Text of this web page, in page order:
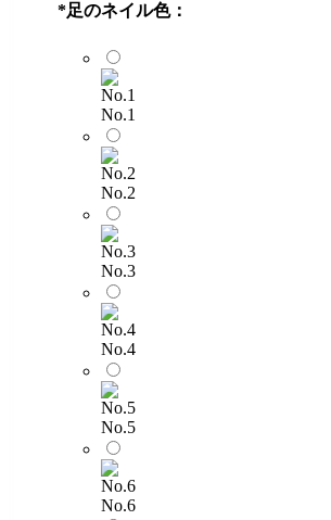
*足のネイル色：
No.1
No.2
No.3
No.4
No.5
No.6